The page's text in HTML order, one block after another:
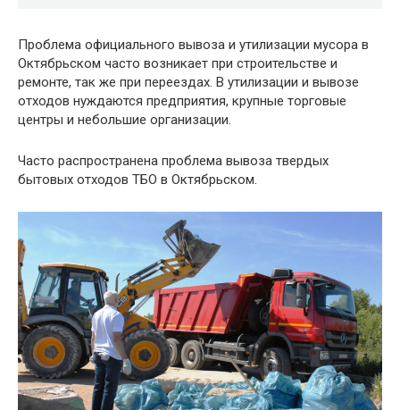
Проблема официального вывоза и утилизации мусора в
Октябрьском часто возникает при строительстве и
ремонте, так же при переездах. В утилизации и вывозе
отходов нуждаются предприятия, крупные торговые
центры и небольшие организации.
Часто распространена проблема вывоза твердых
бытовых отходов ТБО в Октябрьском.